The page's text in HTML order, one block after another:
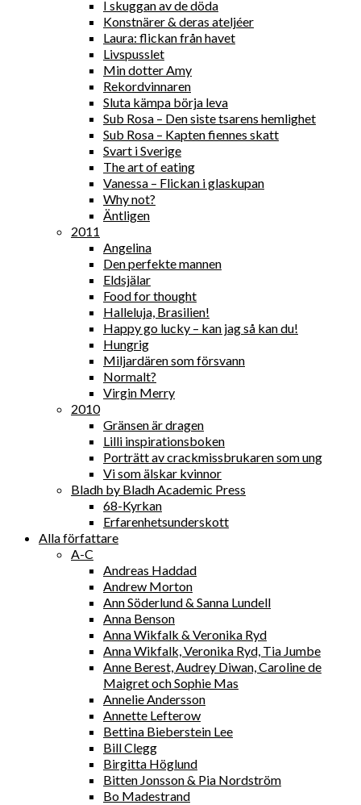
I skuggan av de döda
Konstnärer & deras ateljéer
Laura: flickan från havet
Livspusslet
Min dotter Amy
Rekordvinnaren
Sluta kämpa börja leva
Sub Rosa – Den siste tsarens hemlighet
Sub Rosa – Kapten fiennes skatt
Svart i Sverige
The art of eating
Vanessa – Flickan i glaskupan
Why not?
Äntligen
2011
Angelina
Den perfekte mannen
Eldsjälar
Food for thought
Halleluja, Brasilien!
Happy go lucky – kan jag så kan du!
Hungrig
Miljardären som försvann
Normalt?
Virgin Merry
2010
Gränsen är dragen
Lilli inspirationsboken
Porträtt av crackmissbrukaren som ung
Vi som älskar kvinnor
Bladh by Bladh Academic Press
68-Kyrkan
Erfarenhetsunderskott
Alla författare
A-C
Andreas Haddad
Andrew Morton
Ann Söderlund & Sanna Lundell
Anna Benson
Anna Wikfalk & Veronika Ryd
Anna Wikfalk, Veronika Ryd, Tia Jumbe
Anne Berest, Audrey Diwan, Caroline de
Maigret och Sophie Mas
Annelie Andersson
Annette Lefterow
Bettina Bieberstein Lee
Bill Clegg
Birgitta Höglund
Bitten Jonsson & Pia Nordström
Bo Madestrand